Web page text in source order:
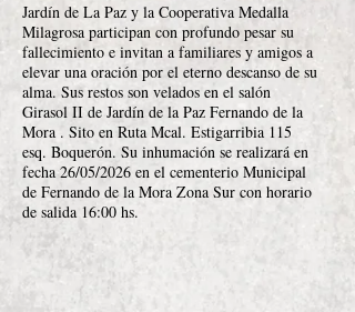
Jardín de La Paz y la Cooperativa Medalla
Milagrosa participan con profundo pesar su
fallecimiento e invitan a familiares y amigos a
elevar una oración por el eterno descanso de su
alma. Sus restos son velados en el salón
Girasol II de Jardín de la Paz Fernando de la
Mora . Sito en Ruta Mcal. Estigarribia 115
esq. Boquerón. Su inhumación se realizará en
fecha 26/05/2026 en el cementerio Municipal
de Fernando de la Mora Zona Sur con horario
de salida 16:00 hs.